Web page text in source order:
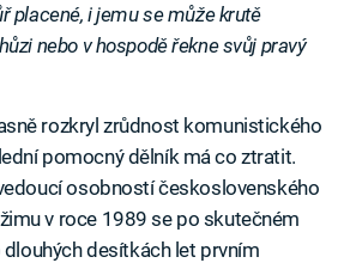
placené, i jemu se může krutě
nebo v hospodě řekne svůj pravý
rozkryl zrůdnost komunistického
pomocný dělník má co ztratit.
osobností československého
v roce 1989 se po skutečném
dlouhých desítkách let prvním